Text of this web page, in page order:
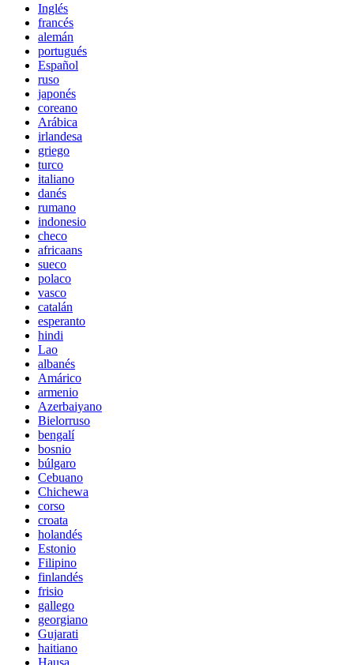
Inglés
francés
alemán
portugués
Español
ruso
japonés
coreano
Arábica
irlandesa
griego
turco
italiano
danés
rumano
indonesio
checo
africaans
sueco
polaco
vasco
catalán
esperanto
hindi
Lao
albanés
Amárico
armenio
Azerbaiyano
Bielorruso
bengalí
bosnio
búlgaro
Cebuano
Chichewa
corso
croata
holandés
Estonio
Filipino
finlandés
frisio
gallego
georgiano
Gujarati
haitiano
Hausa